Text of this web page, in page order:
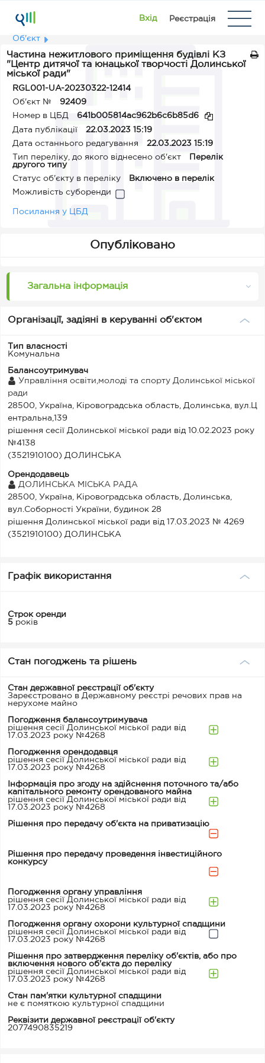
Вхід Реєстрація
Об'єкт
Частина нежитлового приміщення будівлі КЗ
"Центр дитячої та юнацької творчості Долинської
міської ради"
RGL001-UA-20230322-12414
Об'єкт №
92409
Номер в ЦБД
641b005814ac962b6c6b85d6
Дата публікації
22.03.2023 15:19
Дата останнього редагування
22.03.2023 15:19
Тип переліку, до якого віднесено об'єкт
Перелік
другого типу
Статус об'єкту в переліку
Включено в перелік
Можливість суборенди
Посилання у ЦБД
Опубліковано
Загальна інформація
Організації, задіяні в керуванні об'єктом
Тип власності
Комунальна
Балансоутримувач
Управління освіти,молоді та спорту Долинської міської
ради
28500, Україна, Кіровоградська область, Долинська, вул.Ц
ентральна,139
рішення сесії Долинської міської ради від 10.02.2023 року
№4138
(3521910100) ДОЛИНСЬКА
Орендодавець
ДОЛИНСЬКА МІСЬКА РАДА
28500, Україна, Кіровоградська область, Долинська,
вул.Соборності України, будинок 28
рішення Долинської міської ради від 17.03.2023 № 4269
(3521910100) ДОЛИНСЬКА
Графік використання
Строк оренди
5 років
Стан погоджень та рішень
Стан державної реєстрації об'єкту
Зареєстровано в Державному реєстрі речових прав на
нерухоме майно
Погодження балансоутримувача
рішення сесії Долинської міської ради від
17.03.2023 року №4268
Погодження орендодавця
рішення сесії Долинської міської ради від
17.03.2023 року №4268
Інформація про згоду на здійснення поточного та/або
капітального ремонту орендованого майна
рішення сесії Долинської міської ради від
17.03.2023 року №4268
Рішення про передачу об'єкта на приватизацію
Рішення про передачу проведення інвестиційного
конкурсу
Погодження органу управління
рішення сесії Долинської міської ради від
17.03.2023 року №4268
Погодження органу охорони культурної спадщини
рішення сесії Долинської міської ради від
17.03.2023 року №4268
Рішення про затвердження переліку об'єктів, або про
включення нового об'єкта до переліку
рішення сесії Долинської міської ради від
17.03.2023 року №4268
Стан пам'ятки культурної спадщини
не є помяткою культурної спадщини
Реквізити державної реєстрації об'єкту
2077490835219